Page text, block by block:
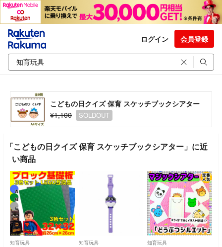
ログイン 会員登録
こどもの日クイズ 保育 スケッチブックシアター
¥1,100
SOLDOUT
「こどもの日クイズ 保育 スケッチブックシアター」に近
い商品
知育玩具 知育玩具 知育玩具